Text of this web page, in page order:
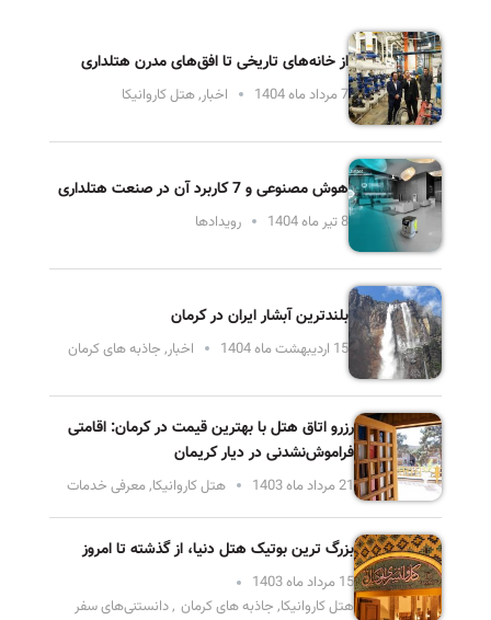
از خانه‌های تاریخی تا افق‌های مدرن هتلداری
7 مرداد ماه 1404 اخبار,هتل کاروانیکا
هوش مصنوعی و 7 کاربرد آن در صنعت هتلداری
8 تیر ماه 1404 رویدادها
بلندترین آبشار ایران در کرمان
15 اردیبهشت ماه 1404 اخبار, جاذبه های کرمان
رزرو اتاق هتل با بهترین قیمت در کرمان: اقامتی
فراموش‌نشدنی در دیار کریمان
21 مرداد ماه 1403 هتل کاروانیکا,معرفی خدمات
بزرگ ‌ترین بوتیک هتل دنیا، از گذشته تا امروز
15 مرداد ماه 1403
هتل کاروانیکا, جاذبه های کرمان ,دانستنی‌های سفر